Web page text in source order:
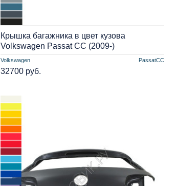
Volkswagen PassatCC
Крышка багажника в цвет кузова
Volkswagen Passat CC (2009-)
32700 руб.